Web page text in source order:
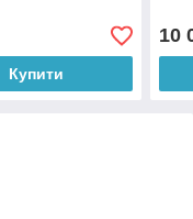
Купити
10